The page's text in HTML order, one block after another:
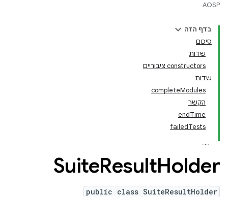
AOSP
בדף הזה
סיכום
שדות
‫constructors ציבוריים
שדות
completeModules
הקשר
endTime
failedTests
SuiteResultHolder
public class SuiteResultHolder